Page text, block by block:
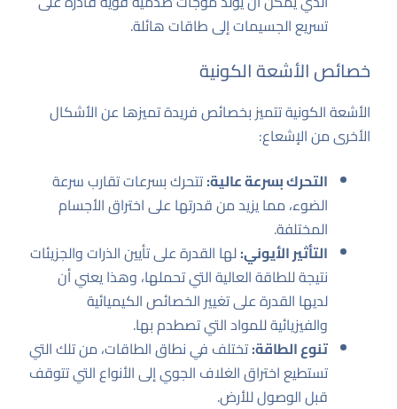
تسريع الجسيمات إلى طاقات هائلة.
خصائص الأشعة الكونية
الأشعة الكونية تتميز بخصائص فريدة تميزها عن الأشكال
الأخرى من الإشعاع:
التحرك بسرعة عالية:تتحرك بسرعات تقارب سرعة
الضوء، مما يزيد من قدرتها على اختراق الأجسام
المختلفة.
التأثير الأيوني:لها القدرة على تأيين الذرات والجزيئات
نتيجة للطاقة العالية التي تحملها، وهذا يعني أن
لديها القدرة على تغيير الخصائص الكيميائية
والفيزيائية للمواد التي تصطدم بها.
تنوع الطاقة:تختلف في نطاق الطاقات، من تلك التي
تستطيع اختراق الغلاف الجوي إلى الأنواع التي تتوقف
قبل الوصول للأرض.